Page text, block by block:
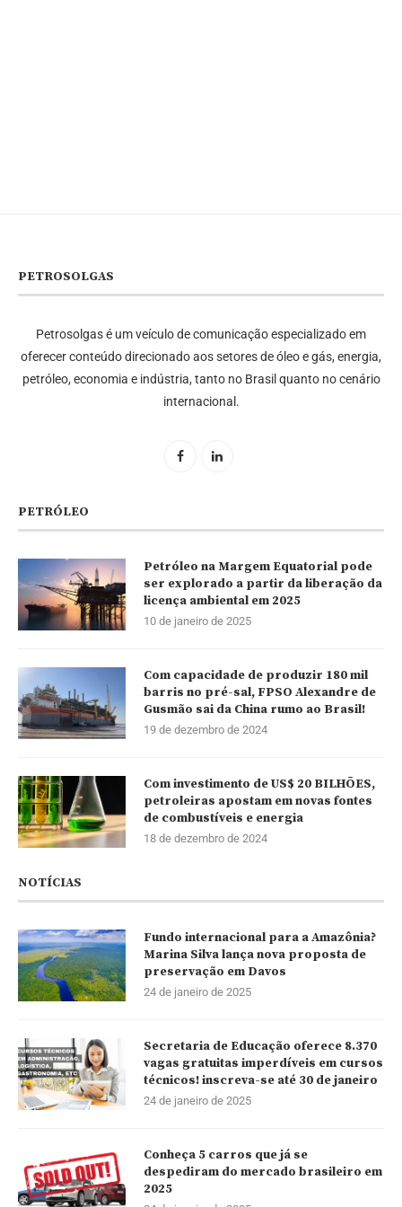
PETROSOLGAS
Petrosolgas é um veículo de comunicação especializado em
oferecer conteúdo direcionado aos setores de óleo e gás, energia,
petróleo, economia e indústria, tanto no Brasil quanto no cenário
internacional.
PETRÓLEO
Petróleo na Margem Equatorial pode
ser explorado a partir da liberação da
licença ambiental em 2025
10 de janeiro de 2025
Com capacidade de produzir 180 mil
barris no pré-sal, FPSO Alexandre de
Gusmão sai da China rumo ao Brasil!
19 de dezembro de 2024
Com investimento de US$ 20 BILHÕES,
petroleiras apostam em novas fontes
de combustíveis e energia
18 de dezembro de 2024
NOTÍCIAS
Fundo internacional para a Amazônia?
Marina Silva lança nova proposta de
preservação em Davos
24 de janeiro de 2025
Secretaria de Educação oferece 8.370
vagas gratuitas imperdíveis em cursos
técnicos! inscreva-se até 30 de janeiro
24 de janeiro de 2025
Conheça 5 carros que já se
despediram do mercado brasileiro em
2025